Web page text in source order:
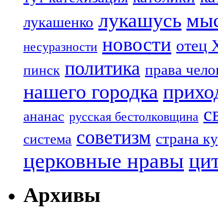
лукашенко лукашусь
несуразности новости отец
пинск политика права
нашего городка
ананас русская бестолковщина
система советизм страна
церковные нравы
Архивы